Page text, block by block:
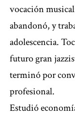
vocación
abandonó, y
adolescencia.
futuro gran
terminó por
profesional.
Estudió